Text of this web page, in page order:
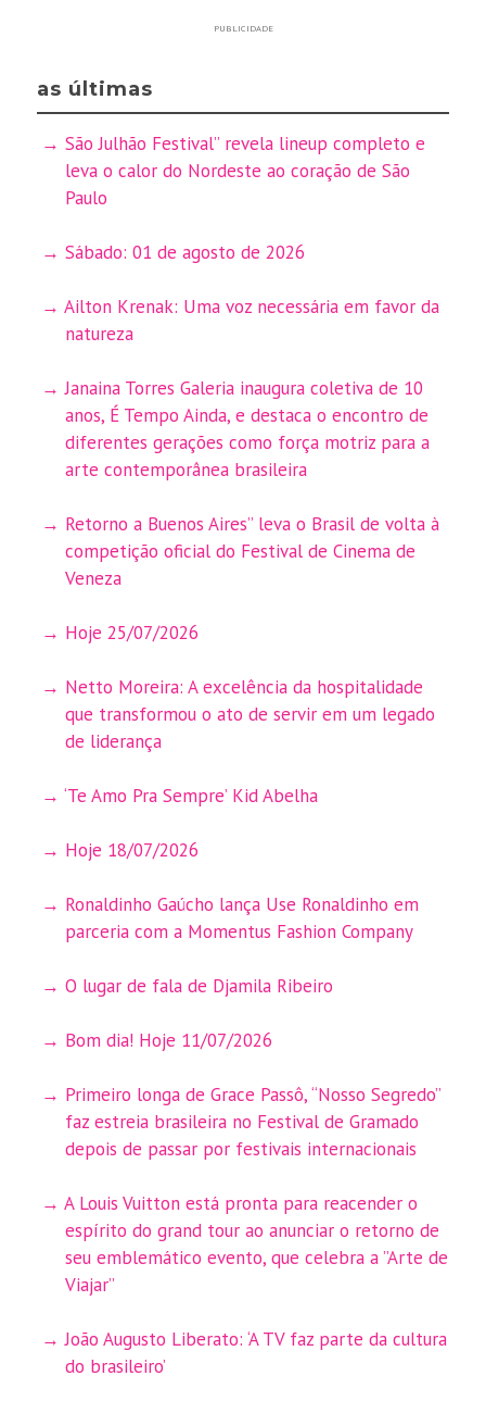
PUBLICIDADE
as últimas
São Julhão Festival” revela lineup completo e
leva o calor do Nordeste ao coração de São
Paulo
Sábado: 01 de agosto de 2026
Ailton Krenak: Uma voz necessária em favor da
natureza
Janaina Torres Galeria inaugura coletiva de 10
anos, É Tempo Ainda, e destaca o encontro de
diferentes gerações como força motriz para a
arte contemporânea brasileira
Retorno a Buenos Aires” leva o Brasil de volta à
competição oficial do Festival de Cinema de
Veneza
Hoje 25/07/2026
Netto Moreira: A excelência da hospitalidade
que transformou o ato de servir em um legado
de liderança
‘Te Amo Pra Sempre’ Kid Abelha
Hoje 18/07/2026
Ronaldinho Gaúcho lança Use Ronaldinho em
parceria com a Momentus Fashion Company
O lugar de fala de Djamila Ribeiro
Bom dia! Hoje 11/07/2026
Primeiro longa de Grace Passô, “Nosso Segredo”
faz estreia brasileira no Festival de Gramado
depois de passar por festivais internacionais
A Louis Vuitton está pronta para reacender o
espírito do grand tour ao anunciar o retorno de
seu emblemático evento, que celebra a ”Arte de
Viajar”
João Augusto Liberato: ‘A TV faz parte da cultura
do brasileiro’